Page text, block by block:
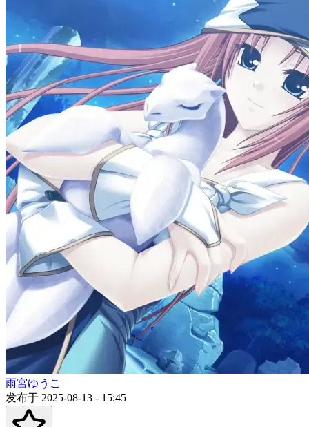
雨宮ゆうこ
发布于 2025-08-13 - 15:45